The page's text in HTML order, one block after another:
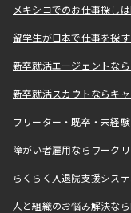
メキシコでのお仕事探し
留学生が日本で仕事を探
新卒就活エージェントな
新卒就活スカウトならキ
フリーター・既卒・未経
障がい者雇用ならワーク
らくらく入退院支援シス
人と組織のお悩み解決なら